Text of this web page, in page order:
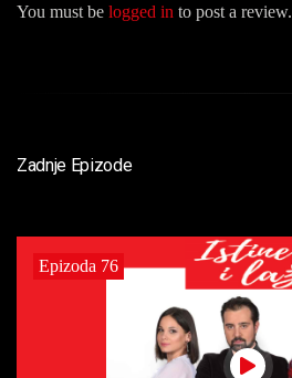
You must be logged in to post a review.
Zadnje Epizode
Epizoda 76